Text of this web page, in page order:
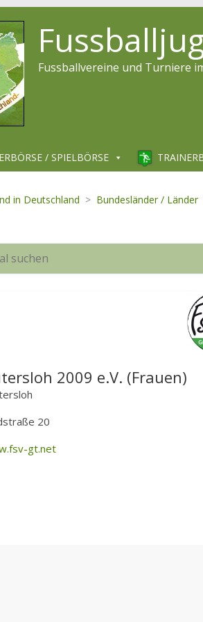
Fussballvereine und Turniere
/ SPIELBÖRSE
in Deutschland > Bundesländer / Länder
2009 e.V. (Frauen)
20
gt.net